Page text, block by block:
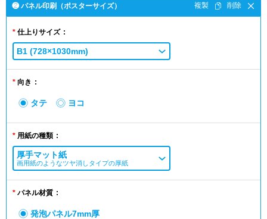
❷ パネル印刷（ポスターサイズ）
仕上りサイズ
B1 (728×1030mm)
向き
タテ ヨコ
用紙の種類
厚手マット紙
画用紙のようなツヤ消しタイプの厚紙
パネル材質
発泡パネル7mm厚